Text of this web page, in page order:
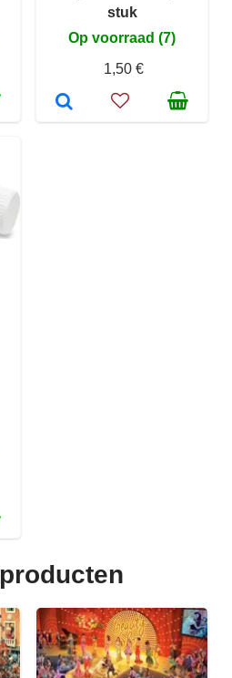
stuk
Op voorraad (7)
1,50 €